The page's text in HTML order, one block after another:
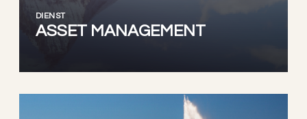
DIENST
ASSET MANAGEMENT